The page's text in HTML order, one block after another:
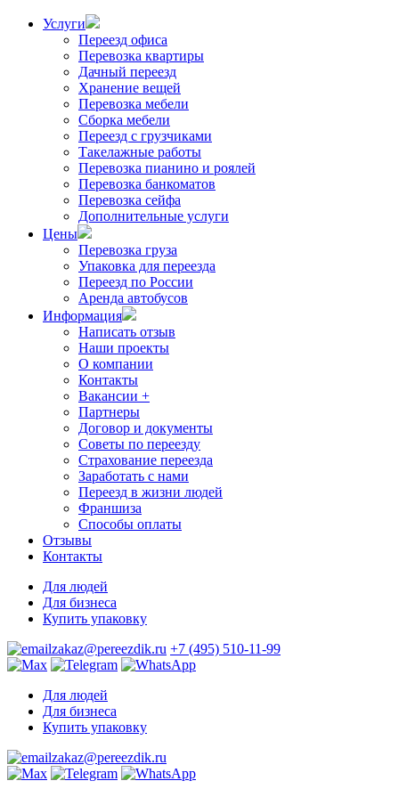
Услуги
Переезд офиса
Перевозка квартиры
Дачный переезд
Хранение вещей
Перевозка мебели
Сборка мебели
Переезд с грузчиками
Такелажные работы
Перевозка пианино и роялей
Перевозка банкоматов
Перевозка сейфа
Дополнительные услуги
Цены
Перевозка груза
Упаковка для переезда
Переезд по России
Аренда автобусов
Информация
Написать отзыв
Наши проекты
О компании
Контакты
Вакансии +
Партнеры
Договор и документы
Советы по переезду
Страхование переезда
Заработать с нами
Переезд в жизни людей
Франшиза
Способы оплаты
Отзывы
Контакты
Для людей
Для бизнеса
Купить упаковку
zakaz@pereezdik.ru +7 (495) 510-11-99
Для людей
Для бизнеса
Купить упаковку
zakaz@pereezdik.ru